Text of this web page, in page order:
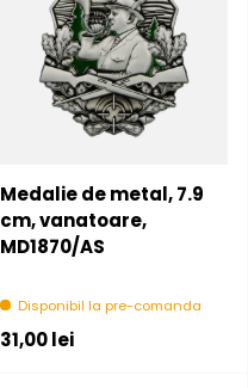
Medalie de metal, 7.9
cm, vanatoare,
MD1870/AS
Disponibil la pre-comanda
Pret initial
31,00 lei